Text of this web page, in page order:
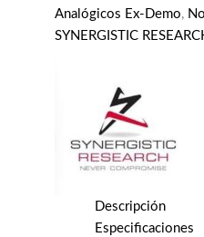
DISCOVERY
INTERCONNECT
(EXDEMO)
cantidad
Analógicos Ex-Demo,
SYNERGISTIC
Descripción
Especificaciones